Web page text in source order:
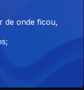
porque nasceu
de onde ficou,